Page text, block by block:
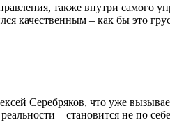
также внутри
качественным – как бы это
Серебряков, что уже
– становится не по